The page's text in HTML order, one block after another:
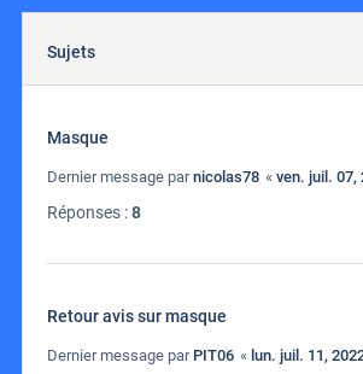
Sujets
Masque
Dernier message parnicolas78 « ven. juil. 07,
Réponses :8
Retour avis sur masque
Dernier message par PIT06 « lun. juil. 11,